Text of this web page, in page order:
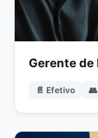
Gerente de
📄 Efetivo